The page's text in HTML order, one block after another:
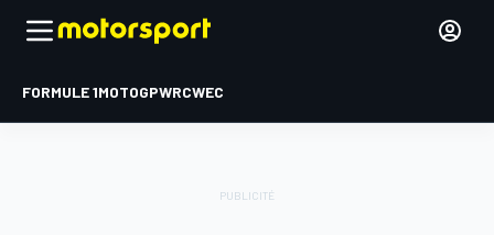
FORMULE 1MOTOGPWRCWEC